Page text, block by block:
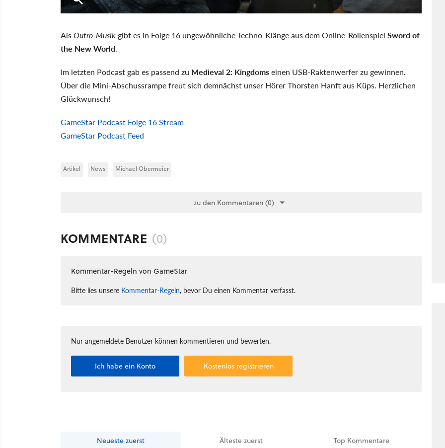
AlsOutro-Musik gibt es in Folge 16 ungewöhnliche Techno-Klänge aus dem Online-Rollenspiel Sword of
the New World.
Im letzten Podcast gab es passend zu Medieval 2: Kingdomseinen USB-Raktenwerfer zu gewinnen.
Über die Mini-Abschussrampe freut sich demnächst unser Hörer Thorsten Hanft aus Küps. Herzlichen
Glückwunsch!
GameStar Podcast Folge 16 Stream
GameStar Podcast Feed
Artikel News Michael Obermeier
zu den Kommentaren (0)
KOMMENTARE (0)
Kommentar-Regeln von GameStar
Bitte lies unsere Kommentar-Regeln, bevor Du einen Kommentar verfasst.
Nur angemeldete Benutzer können kommentieren und bewerten.
Ich habe ein Konto Kostenlos registrieren
Neueste zuerst Ältestezuerst Top Kommentare